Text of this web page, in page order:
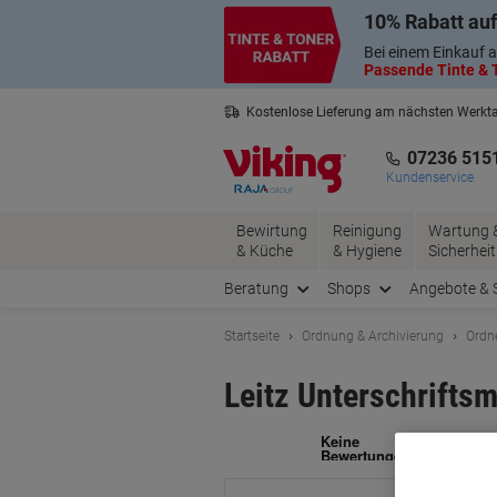
10% Rabatt
Bei einem Einkauf
Passende Tinte &
Kostenlose Lieferung am nächsten
07236
Kundenservice
Bewirtung
& Küche
Reinigung
& Hygiene
Wartung
Sicherheit
Beratung Shops Angebote &
Startseite Ordnung & Archivierung
Leitz